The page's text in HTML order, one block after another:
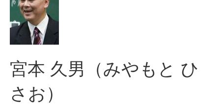
宮本 久男（みやもと ひ
さお）